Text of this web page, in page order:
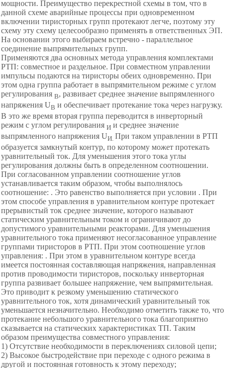
мощности. Преимущество перекрестной схемы в том, что в
данной схеме аварийные процессы при одновременном
включении тиристорных групп протекают легче, поэтому эту
схему эту схему целесообразно применять в ответственных ЭП.
На основании этого выбираем встречно - параллельное
соединение выпрямительных групп.
Применяются два основных метода управления комплектами
РТП: совместное и раздельное. При совместном управлении
импульсы подаются на тиристоры обеих одновременно. При
этом одна группа работает в выпрямительном режиме с углом
регулирования В, развивает среднее значение выпрямленного
напряжения UВ и обеспечивает протекание тока через нагрузку.
В это же время вторая группа переводится в инверторный
режим с углом регулирования И и среднее значение
выпрямленного напряжения UИ. При таком управлении в РТП
образуется замкнутый контур, по которому может протекать
уравнительный ток. Для уменьшения этого тока углы
регулирования должны быть в определенном соотношении.
При согласованном управлении соотношение углов
устанавливается таким образом, чтобы выполнялось
соотношение: . Это равенство выполняется при условии . При
этом способе управления в уравнительном контуре протекает
прерывистый ток среднее значение, которого называют
статическим уравнительным током и ограничивают до
допустимого уравнительными реакторами. Для уменьшения
уравнительного тока применяют несогласованное управление
группами тиристоров в РТП. При этом соотношение углов
управления: . При этом в уравнительном контуре всегда
имеется постоянная составляющая напряжения, направленная
против проводимости тиристоров, поскольку инверторная
группа развивает большее напряжение, чем выпрямительная.
Это приводит к резкому уменьшению статического
уравнительного ток, хотя динамический уравнительный ток
уменьшается незначительно. Необходимо отметить также то, что
протекание небольшого уравнительного тока благоприятно
сказывается на статических характеристиках ТП. Таким
образом преимущества совместного управления:
1) Отсутствие необходимости в переключениях силовой цепи;
2) Высокое быстродействие при переходе с одного режима в
другой и постоянная готовность к этому переходу;